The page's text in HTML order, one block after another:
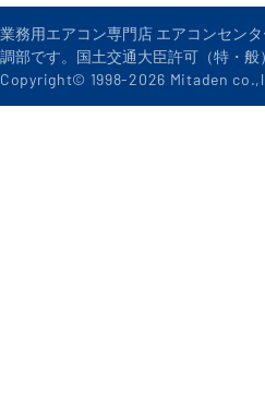
業務用エアコン専門店 エアコンセン
調部です。国土交通大臣許可（特・
Copyright© 1998-2026 Mitaden